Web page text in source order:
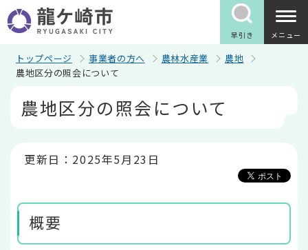
の
ペ
早引き メニュー
トップページ 事業者の方へ 農林水産業
農地
農地区分の照会について
農地区分の照会について
更新日：2025年5月23日
概要